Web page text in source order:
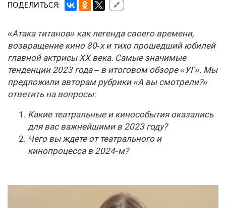
ПОДЕЛИТЬСЯ: 🔗
«Атака титанов» как легенда своего времени,
возвращение кино 80‑х и тихо прошедший юбилей
главной актрисы XX века. Самые значимые
тенденции 2023 года – в итоговом обзоре «УГ». Мы
предложили авторам рубрики «А вы смотрели?»
ответить на вопросы:
Какие театральные и кинособытия оказались
для вас важнейшими в 2023 году?
Чего вы ждете от театрального и
кинопроцесса в 2024‑м?